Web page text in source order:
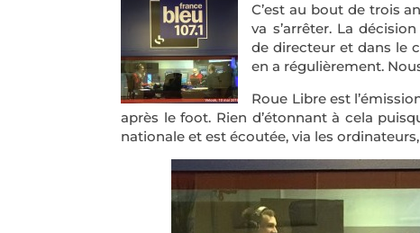
C’est au bout de trois
va s’arrêter. La
de directeur et dans le
en a régulièrement.
Roue Libre est
après le foot. Rien d’étonnant à cela
nationale et est écoutée, via les